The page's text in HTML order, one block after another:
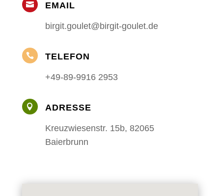
 EMAIL
birgit.goulet@birgit-goulet.de
 TELEFON
+49-89-9916 2953
 ADRESSE
Kreuzwiesenstr. 15b, 82065
Baierbrunn